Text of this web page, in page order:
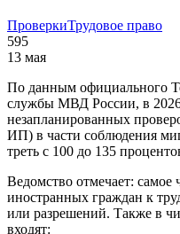
ПроверкиТрудовое право
595
13 мая
По данным официального
службы МВД России, в
незапланированных
ИП) в части соблюдения
треть с 100 до 135
Ведомство отмечает: самое
иностранных граждан к
или разрешений. Также в
входят: